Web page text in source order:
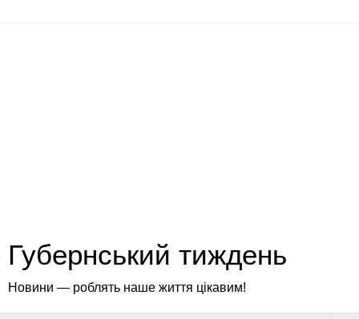
Губернський тиждень
Новини — роблять наше життя цікавим!